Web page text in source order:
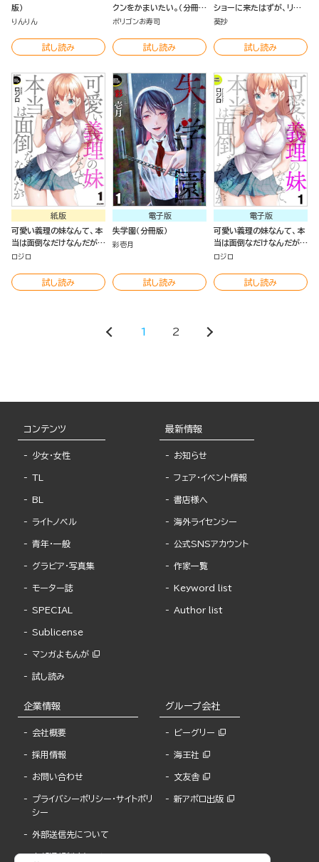
版）
りんりん
試し読み
クンをかまいたい。（分冊
版）
ポリゴンお寿司
試し読み
ショーに来たはずが、リア
ルサバイバルデスゲームを
（1）
葵抄
試し読み
紙版
可愛い義理の妹なんて、本
当は面倒なだけなんだが
（1）
ロジロ
試し読み
電子版
失学園（分冊版）
彩壱月
試し読み
電子版
可愛い義理の妹なんて、本
当は面倒なだけなんだが
（分冊版）
ロジロ
試し読み
1 2
コンテンツ
少女・女性
TL
BL
ライトノベル
青年・一般
グラビア・写真集
モーター誌
SPECIAL
Sublicense
マンガよもんが
試し読み
最新情報
お知らせ
フェア・イベント情報
書店様へ
海外ライセンシー
公式SNSアカウント
作家一覧
Keyword list
Author list
企業情報
会社概要
採用情報
お問い合わせ
プライバシーポリシー・サイトポリ
シー
外部送信先について
内部通報制度について
グループ会社
ビーグリー
海王社
文友舎
新アポロ出版